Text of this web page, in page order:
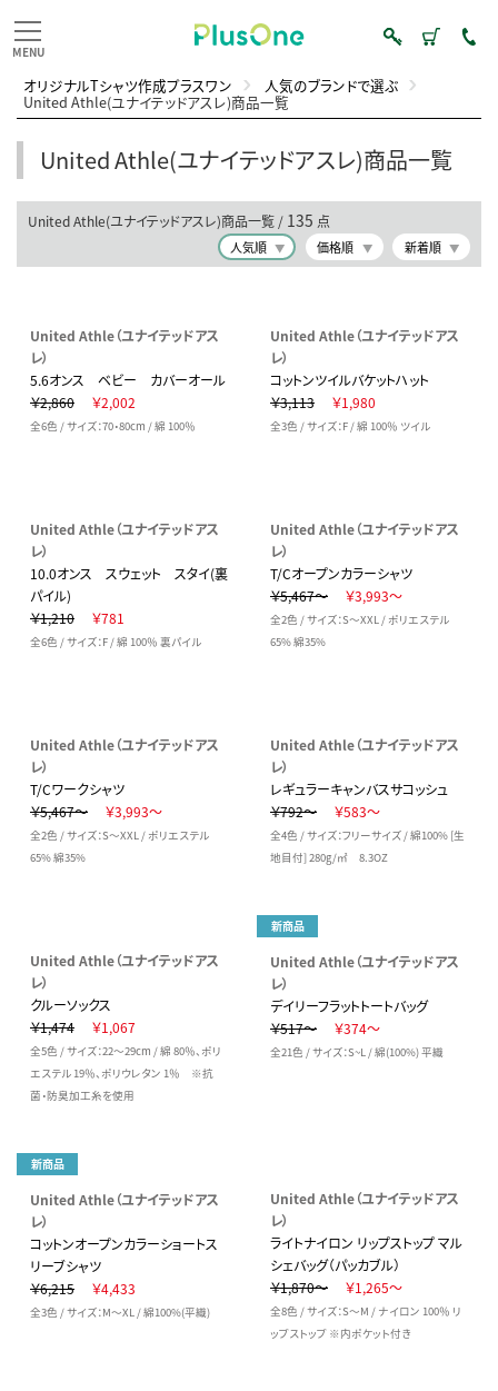
オリジナルTシャツ作成プラスワン 人気のブランドで選ぶ
United Athle(ユナイテッドアスレ)商品一覧
United Athle(ユナイテッドアスレ)商品一覧
United Athle(ユナイテッドアスレ)商品一覧 / 135 点
人気順 価格順 新着順
United Athle（ユナイテッドアス
レ）
5.6オンス ベビー カバーオール
￥2,860
￥2,002
全6色 / サイズ：70・80cm / 綿 100％
United Athle（ユナイテッドアス
レ）
コットンツイルバケットハット
￥3,113
￥1,980
全3色 / サイズ：F / 綿 100％ ツイル
United Athle（ユナイテッドアス
レ）
10.0オンス スウェット スタイ(裏
パイル)
￥1,210
￥781
全6色 / サイズ：F / 綿 100％ 裏パイル
United Athle（ユナイテッドアス
レ）
T/Cオープンカラーシャツ
￥5,467～
￥3,993～
全2色 / サイズ：S～XXL / ポリエステル
65% 綿35%
United Athle（ユナイテッドアス
レ）
T/Cワークシャツ
￥5,467～
￥3,993～
全2色 / サイズ：S～XXL / ポリエステル
65% 綿35%
United Athle（ユナイテッドアス
レ）
レギュラーキャンバスサコッシュ
￥792～
￥583～
全4色 / サイズ：フリーサイズ / 綿100% [生
地目付] 280g/㎡ 8.3OZ
United Athle（ユナイテッドアス
レ）
クルーソックス
￥1,474
￥1,067
全5色 / サイズ：22～29cm / 綿 80％、ポリ
エステル 19％、ポリウレタン 1％ ※抗
菌・防臭加工糸を使用
新商品
United Athle（ユナイテッドアス
レ）
デイリーフラットトートバッグ
￥517～
￥374～
全21色 / サイズ：S~L / 綿(100%) 平織
新商品
United Athle（ユナイテッドアス
レ）
コットンオープンカラーショートス
リーブシャツ
￥6,215
￥4,433
全3色 / サイズ：M～XL / 綿100%(平織)
United Athle（ユナイテッドアス
レ）
ライトナイロン リップストップ マル
シェバッグ（パッカブル）
￥1,870～
￥1,265～
全8色 / サイズ：S～M / ナイロン 100％ リ
ップストップ ※内ポケット付き